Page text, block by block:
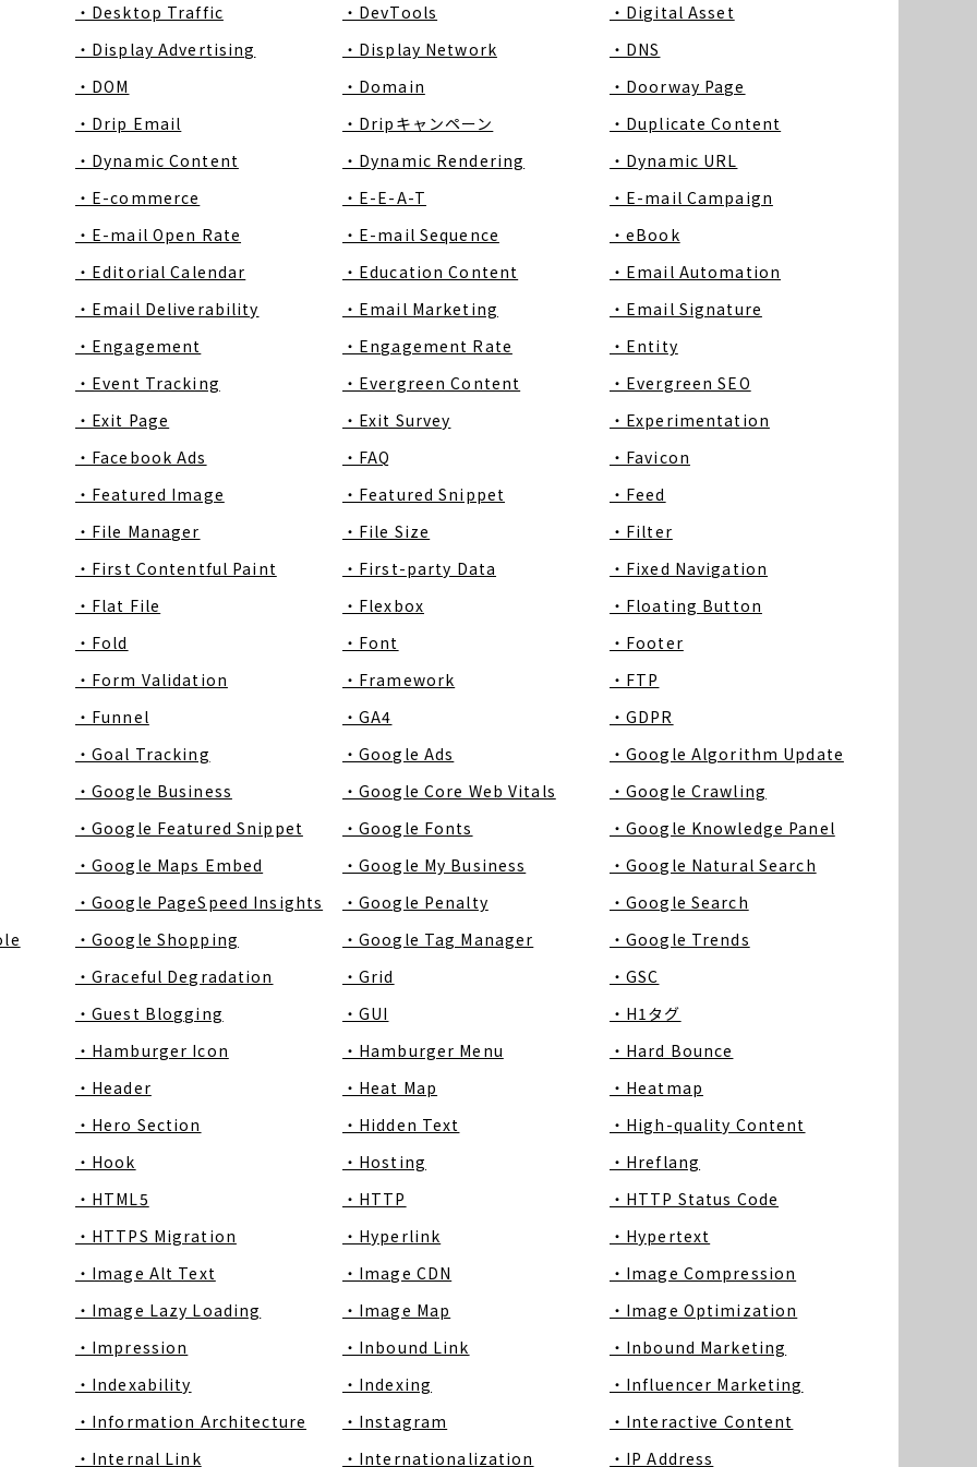
・Desktop Traffic
・DevTools
・Digital Asset
・Display Advertising
・Display Network
・DNS
・DOM
・Domain
・Doorway Page
・Drip Email
・Dripキャンペーン
・Duplicate Content
・Dynamic Content
・Dynamic Rendering
・Dynamic URL
・E-commerce
・E-E-A-T
・E-mail Campaign
・E-mail Open Rate
・E-mail Sequence
・eBook
・Editorial Calendar
・Education Content
・Email Automation
・Email Deliverability
・Email Marketing
・Email Signature
・Engagement
・Engagement Rate
・Entity
・Event Tracking
・Evergreen Content
・Evergreen SEO
・Exit Page
・Exit Survey
・Experimentation
・Facebook Ads
・FAQ
・Favicon
・Featured Image
・Featured Snippet
・Feed
・File Manager
・File Size
・Filter
・First Contentful Paint
・First-party Data
・Fixed Navigation
・Flat File
・Flexbox
・Floating Button
・Fold
・Font
・Footer
・Form Validation
・Framework
・FTP
・Funnel
・GA4
・GDPR
・Goal Tracking
・Google Ads
・Google Algorithm Update
・Google Business
・Google Core Web Vitals
・Google Crawling
・Google Featured Snippet
・Google Fonts
・Google Knowledge Panel
・Google Maps Embed
・Google My Business
・Google Natural Search
・Google PageSpeed Insights
・Google Penalty
・Google Search
・Google Shopping ・Google Tag Manager
・Google Trends
・Graceful Degradation
・Grid
・GSC
・Guest Blogging
・GUI
・H1タグ
・Hamburger Icon
・Hamburger Menu
・Hard Bounce
・Header
・Heat Map
・Heatmap
・Hero Section
・Hidden Text
・High-quality Content
・Hook
・Hosting
・Hreflang
・HTML5
・HTTP
・HTTP Status Code
・HTTPS Migration
・Hyperlink
・Hypertext
・Image Alt Text
・Image CDN
・Image Compression
・Image Lazy Loading
・Image Map
・Image Optimization
・Impression
・Inbound Link
・Inbound Marketing
・Indexability
・Indexing
・Influencer Marketing
・Information Architecture
・Instagram
・Interactive Content
・Internal Link
・Internationalization ・IP Address